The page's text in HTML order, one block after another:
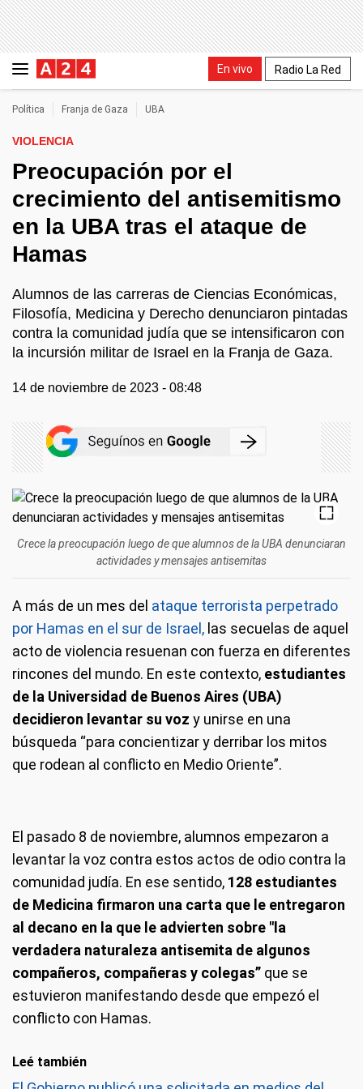
En vivo Radio La Red
Política Franja de Gaza UBA
VIOLENCIA
Preocupación por el
crecimiento del antisemitismo
en la UBA tras el ataque de
Hamas
Alumnos de las carreras de Ciencias Económicas,
Filosofía, Medicina y Derecho denunciaron pintadas
contra la comunidad judía que se intensificaron con
la incursión militar de Israel en la Franja de Gaza.
14 de noviembre de 2023 - 08:48
Crece la preocupación luego de que alumnos de la UBA denunciaran
actividades y mensajes antisemitas
A más de un mes del ataque terrorista perpetrado
por Hamas en el sur de Israel, las secuelas de aquel
acto de violencia resuenan con fuerza en diferentes
rincones del mundo. En este contexto, estudiantes
de la Universidad de Buenos Aires (UBA)
decidieron levantar su voz y unirse en una
búsqueda “para concientizar y derribar los mitos
que rodean al conflicto en Medio Oriente”.
El pasado 8 de noviembre, alumnos empezaron a
levantar la voz contra estos actos de odio contra la
comunidad judía. En ese sentido, 128 estudiantes
de Medicina firmaron una carta que le entregaron
al decano en la que le advierten sobre "la
verdadera naturaleza antisemita de algunos
compañeros, compañeras y colegas” que se
estuvieron manifestando desde que empezó el
conflicto con Hamas.
Leé también